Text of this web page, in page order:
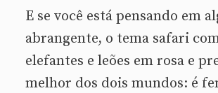
E se você está pensando em
abrangente, o tema safari
elefantes e leões em rosa e
melhor dos dois mundos: é